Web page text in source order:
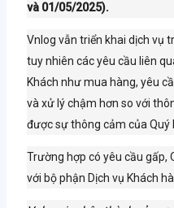
và 01/05/2025).
Vnlog vẫn triển khai dịch vụ
tuy nhiên các yêu cầu liên
Khách như mua hàng, yêu
và xử lý chậm hơn so với
được sự thông cảm của Quý
Trường hợp có yêu cầu gấp,
với bộ phận Dịch vụ Khách